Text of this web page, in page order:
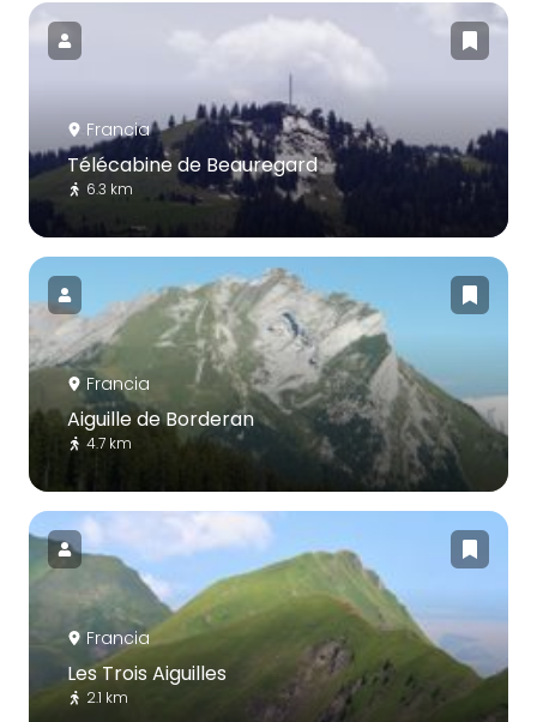
Francia
Télécabine de Beauregard
6.3 km
Francia
Aiguille de Borderan
4.7 km
Francia
Les Trois Aiguilles
2.1 km